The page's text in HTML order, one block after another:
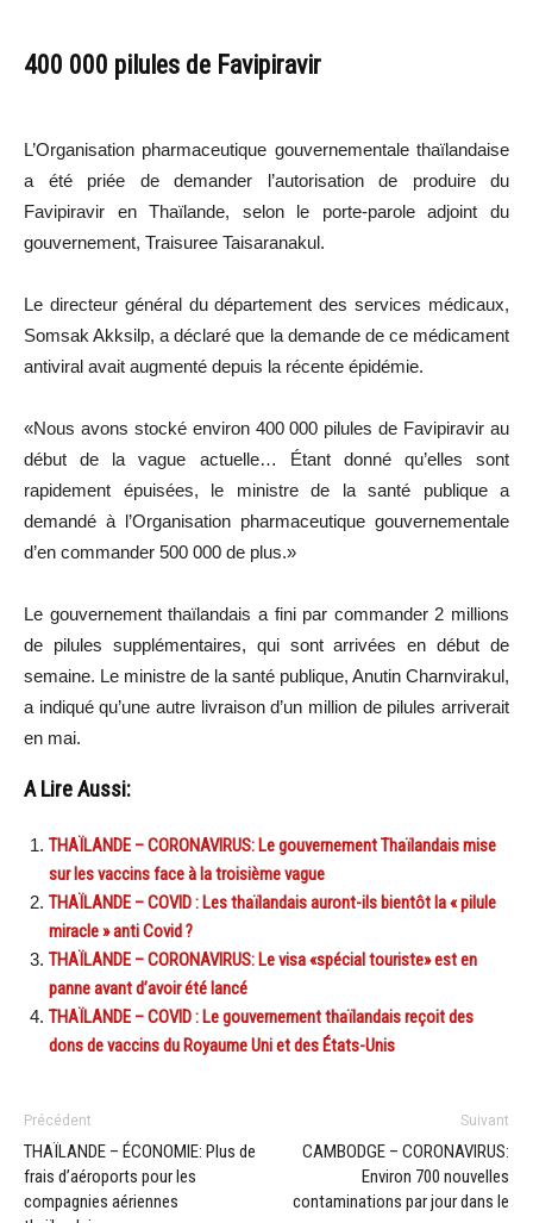
400 000 pilules de Favipiravir
L’Organisation pharmaceutique gouvernementale thaïlandaise
a été priée de demander l’autorisation de produire du
Favipiravir en Thaïlande, selon le porte-parole adjoint du
gouvernement, Traisuree Taisaranakul.
Le directeur général du département des services médicaux,
Somsak Akksilp, a déclaré que la demande de ce médicament
antiviral avait augmenté depuis la récente épidémie.
«Nous avons stocké environ 400 000 pilules de Favipiravir au
début de la vague actuelle… Étant donné qu’elles sont
rapidement épuisées, le ministre de la santé publique a
demandé à l’Organisation pharmaceutique gouvernementale
d’en commander 500 000 de plus.»
Le gouvernement thaïlandais a fini par commander 2 millions
de pilules supplémentaires, qui sont arrivées en début de
semaine. Le ministre de la santé publique, Anutin Charnvirakul,
a indiqué qu’une autre livraison d’un million de pilules arriverait
en mai.
A Lire Aussi:
THAÏLANDE – CORONAVIRUS: Le gouvernement Thaïlandais mise
sur les vaccins face à la troisième vague
THAÏLANDE – COVID : Les thaïlandais auront-ils bientôt la « pilule
miracle » anti Covid ?
THAÏLANDE – CORONAVIRUS: Le visa «spécial touriste» est en
panne avant d’avoir été lancé
THAÏLANDE – COVID : Le gouvernement thaïlandais reçoit des
dons de vaccins du Royaume Uni et des États-Unis
Précédent
THAÏLANDE – ÉCONOMIE: Plus de
frais d’aéroports pour les
compagnies aériennes
Suivant
CAMBODGE – CORONAVIRUS:
Environ 700 nouvelles
contaminations par jour dans le